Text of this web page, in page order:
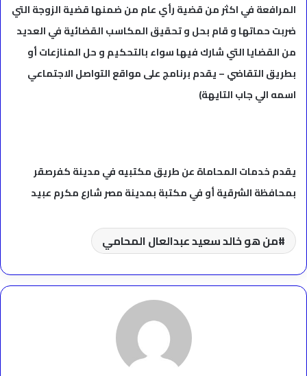
المرافعة في اكثر من قضية رأي عام من ضمنها قضية الزوجة التي
ضربت حماتها و قام بحل و تحقيق المكاسب القضائية في العديد
من القضايا التي شارك فيها سواء بالتحكيم و حل المنازعات أو
بطريق التقاضي – يقدم برنامج على مواقع التواصل الاجتماعي
اسمه الي جاب التايهة)
يقدم خدمات المحاماة عن طريق مكتبيه في مدينة كفرصقر
بمحافظة الشرقية أو في مكتبة بمدينة مصر شارع مكرم عبيد
من هو خالد سعيد عبدالعال المحامي